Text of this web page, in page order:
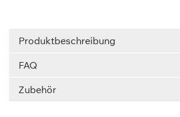
Produktbeschreibung
FAQ
Zubehör